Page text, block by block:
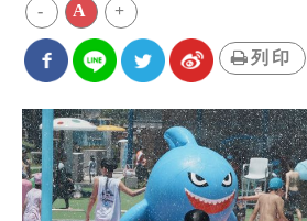
- A +
列印